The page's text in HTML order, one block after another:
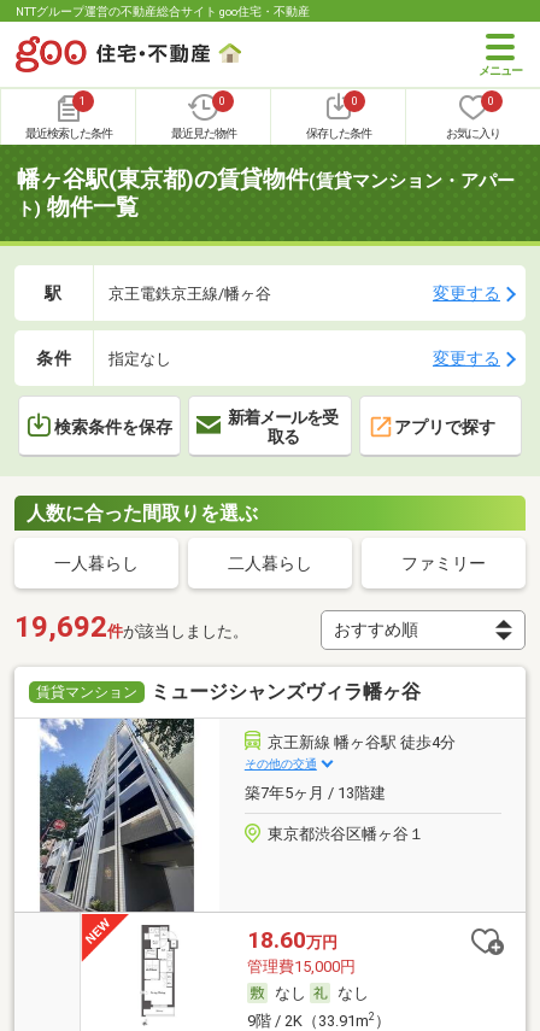
NTTグループ運営の不動産総合サイト goo住宅・不動産
1
最近検索した条件
0
最近見た物件
0
保存した条件
0
お気に入り
幡ヶ谷駅(東京都)の賃貸物件(賃貸マンション・アパー
ト) 物件一覧
駅 京王電鉄京王線/幡ヶ谷 変更する
条件 指定なし 変更する
検索条件を保存
新着メールを受
取る
アプリで探す
人数に合った間取りを選ぶ
一人暮らし 二人暮らし ファミリー
19,692件が該当しました。
賃貸マンション ミュージシャンズヴィラ幡ヶ谷
京王新線 幡ヶ谷駅 徒歩4分
その他の交通
築7年5ヶ月 / 13階建
東京都渋谷区幡ヶ谷１
18.60万円
管理費15,000円
なし
なし
9階 / 2K（33.91m2）